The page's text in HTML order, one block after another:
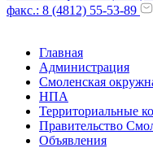
факс.: 8 (4812) 55-53-89
Главная
Администрация
Смоленская
НПА
Территориальные
Правительство
Объявления